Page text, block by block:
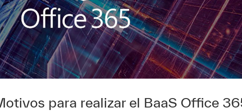
para realizar el BaaS Office